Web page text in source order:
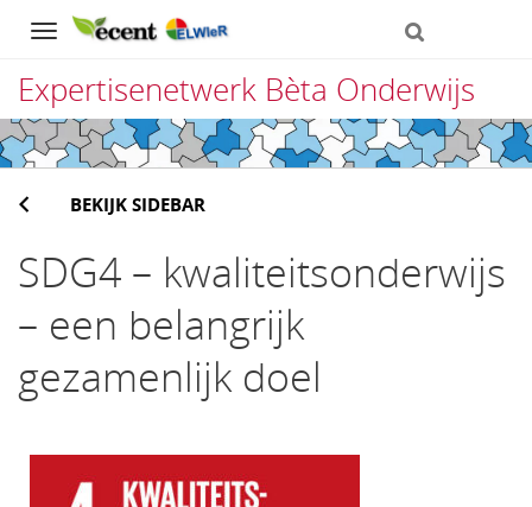
Navigation
Expertisenetwerk Bèta Onderwijs
Direct
naar
het
inhoud
BEKIJK SIDEBAR
SDG4 – kwaliteitsonderwijs
– een belangrijk
gezamenlijk doel